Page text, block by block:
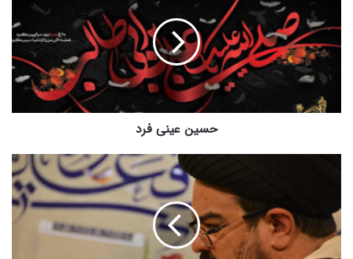
حسین عینی فرد
|
قسمت
۶۲